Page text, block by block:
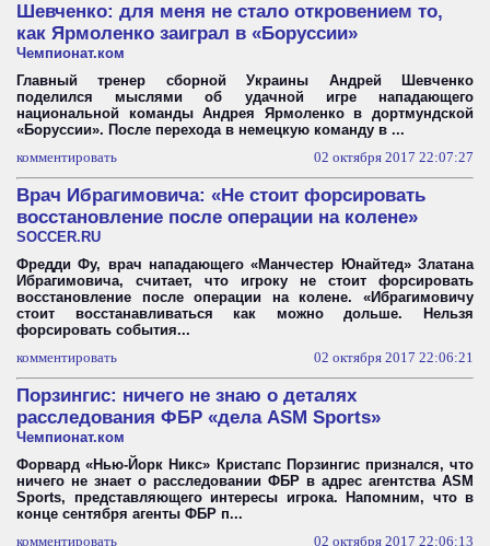
Шевченко: для меня не стало откровением то,
как Ярмоленко заиграл в «Боруссии»
Чемпионат.ком
Главный тренер сборной Украины Андрей Шевченко
поделился мыслями об удачной игре нападающего
национальной команды Андрея Ярмоленко в дортмундской
«Боруссии». После перехода в немецкую команду в ...
комментировать
02 октября 2017 22:07:27
Врач Ибрагимовича: «Не стоит форсировать
восстановление после операции на колене»
SOCCER.RU
Фредди Фу, врач нападающего «Манчестер Юнайтед» Златана
Ибрагимовича, считает, что игроку не стоит форсировать
восстановление после операции на колене. «Ибрагимовичу
стоит восстанавливаться как можно дольше. Нельзя
форсировать события...
комментировать
02 октября 2017 22:06:21
Порзингис: ничего не знаю о деталях
расследования ФБР «дела ASM Sports»
Чемпионат.ком
Форвард «Нью-Йорк Никс» Кристапс Порзингис признался, что
ничего не знает о расследовании ФБР в адрес агентства ASM
Sports, представляющего интересы игрока. Напомним, что в
конце сентября агенты ФБР п...
комментировать
02 октября 2017 22:06:13